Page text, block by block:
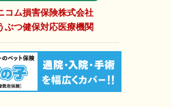
コム損害保険株式会社
ぶつ健保対応医療機関